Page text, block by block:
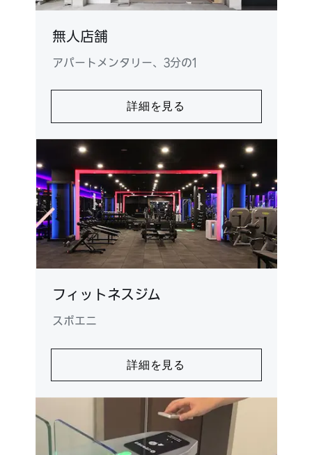
無人店舗​
アパートメンタリー、3分の1
詳細を見る
フィットネスジム
スポエニ
詳細を見る